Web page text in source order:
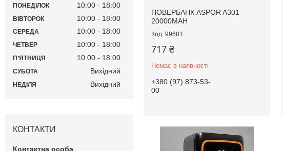
ПОВЕРБАНК ASPOR A301
20000MAH
99681
717 ₴
Немає в наявності
+380 (97) 873-53-
00
ПОНЕДІЛОК 10:00 18:00
ВІВТОРОК 10:00 18:00
СЕРЕДА 10:00 18:00
ЧЕТВЕР 10:00 18:00
ПʼЯТНИЦЯ 10:00 18:00
СУБОТА Вихідний
НЕДІЛЯ Вихідний
КОНТАКТИ